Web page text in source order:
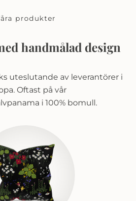
produkter
handmålad design
uteslutande av leverantörer i
Oftast på vår
i 100% bomull.